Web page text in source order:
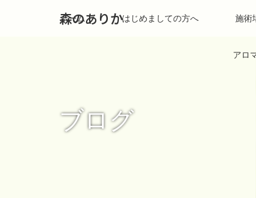
森のありか
ホーム はじめましての方へ 施術
アロ
ブログ